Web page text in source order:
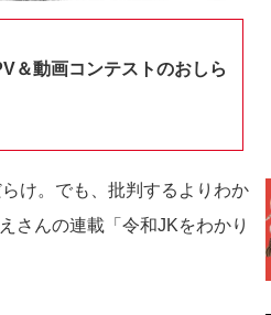
＆動画コンテストのおしら
け。でも、批判するよりわか
んの連載「令和JKをわかり